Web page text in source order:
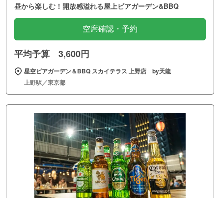
昼から楽しむ！開放感溢れる屋上ビアガーデン&BBQ
空席確認・予約
平均予算 3,600円
星空ビアガーデン＆BBQ スカイテラス 上野店 by天龍
上野駅／東京都